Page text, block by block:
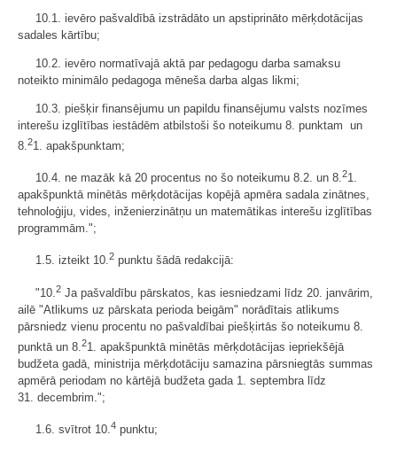
10.1. ievēro pašvaldībā izstrādāto un apstiprināto mērķdotācijas
sadales kārtību;
10.2. ievēro normatīvajā aktā par pedagogu darba samaksu
noteikto minimālo pedagoga mēneša darba algas likmi;
10.3. piešķir finansējumu un papildu finansējumu valsts nozīmes
interešu izglītības iestādēm atbilstoši šo noteikumu 8. punktam un
8. 21. apakšpunktam;
10.4. ne mazāk kā 20 procentus no šo noteikumu 8.2. un 8.21.
apakšpunktā minētās mērķdotācijas kopējā apmēra sadala zinātnes,
tehnoloģiju, vides, inženierzinātņu un matemātikas interešu izglītības
programmām.";
1.5. izteikt 10.2 punktu šādā redakcijā:
"10. 2 Ja pašvaldību pārskatos, kas iesniedzami līdz 20. janvārim,
ailē "Atlikums uz pārskata perioda beigām" norādītais atlikums
pārsniedz vienu procentu no pašvaldībai piešķirtās šo noteikumu 8.
punktā un 8.21. apakšpunktā minētās mērķdotācijas iepriekšējā
budžeta gadā, ministrija mērķdotāciju samazina pārsniegtās summas
apmērā periodam no kārtējā budžeta gada 1. septembra līdz
31. decembrim.";
1.6. svītrot 10.4 punktu;